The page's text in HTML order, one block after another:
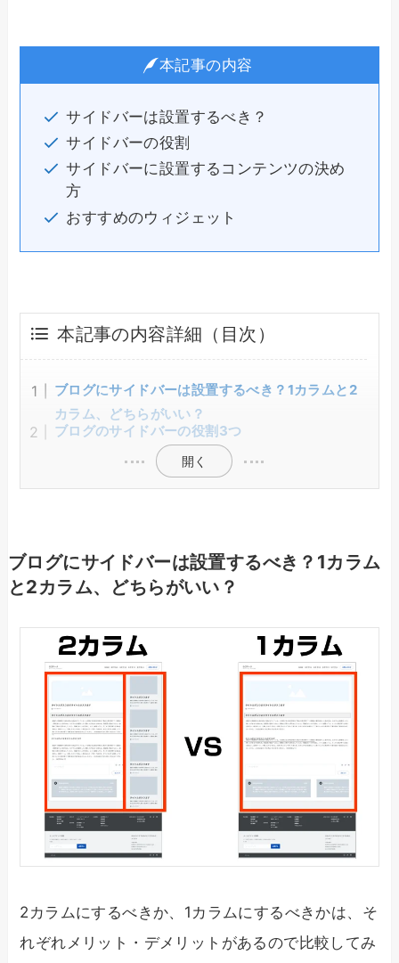
本記事の内容
サイドバーは設置するべき？
サイドバーの役割
サイドバーに設置するコンテンツの決め
方
おすすめのウィジェット
本記事の内容詳細（目次）
ブログにサイドバーは設置するべき？1カラムと2
カラム、どちらがいい？
ブログのサイドバーの役割3つ
開く
ブログにサイドバーは設置するべき？1カラム
と2カラム、どちらがいい？
2カラムにするべきか、1カラムにするべきかは、そ
れぞれメリット・デメリットがあるので比較してみ